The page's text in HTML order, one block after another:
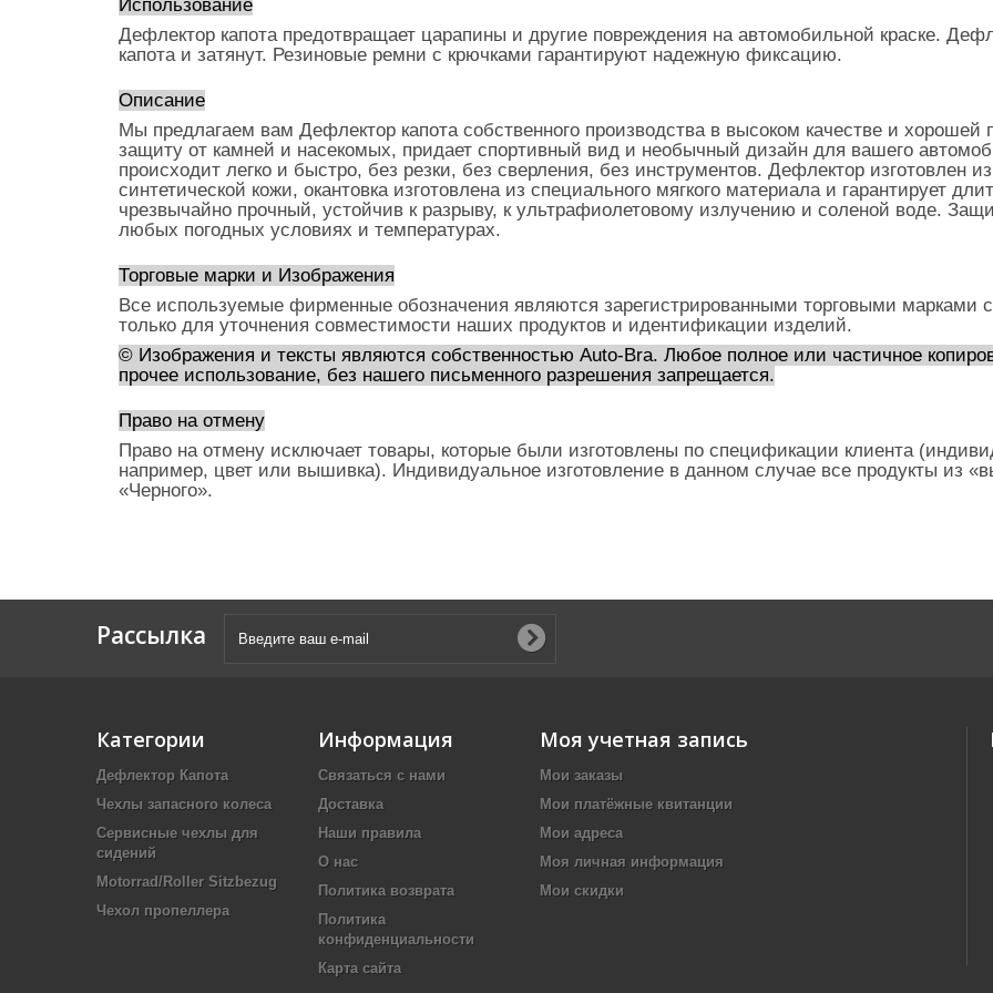
Использование
Дефлектор капота предотвращает царапины и другие повреждения на автомобильной краске.
капота и затянут. Резиновые ремни с крючками гарантируют надежную фиксацию.
Описание
Мы предлагаем вам Дефлектор капота собственного производства в высоком качестве и
защиту от камней и насекомых, придает спортивный вид и необычный дизайн для вашего
происходит легко и быстро, без резки, без сверления, без инструментов. Дефлектор изготовлен
синтетической кожи, окантовка изготовлена из специального мягкого материала и гарантирует
чрезвычайно прочный, устойчив к разрыву, к ультрафиолетовому излучению и соленой воде.
любых погодных условиях и температурах.
Торговые марки и Изображения
Все используемые фирменные обозначения являются зарегистрированными торговыми марками
только для уточнения совместимости наших продуктов и идентификации изделий.
© Изображения и тексты являются собственностью Auto-Bra. Любое полное или частичное
прочее использование, без нашего письменного разрешения запрещается.
Право на отмену
Право на отмену исключает товары, которые были изготовлены по спецификации клиента
например, цвет или вышивка). Индивидуальное изготовление в данном случае все продукты из
«Черного».
Рассылка
Категории
Дефлектор Капота
Чехлы запасного колеса
Сервисные чехлы для
сидений
Motorrad/Roller Sitzbezug
Чехол пропеллера
Информация
Связаться с нами
Доставка
Наши правила
О нас
Политика возврата
Политика
конфиденциальности
Карта сайта
Моя учетная запись
Мои заказы
Мои платёжные квитанции
Мои адреса
Моя личная информация
Мои скидки